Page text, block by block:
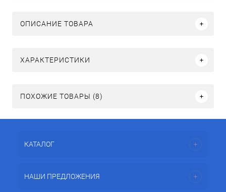
ОПИСАНИЕ ТОВАРА
ХАРАКТЕРИСТИКИ
ПОХОЖИЕ ТОВАРЫ (8)
КАТАЛОГ
НАШИ ПРЕДЛОЖЕНИЯ